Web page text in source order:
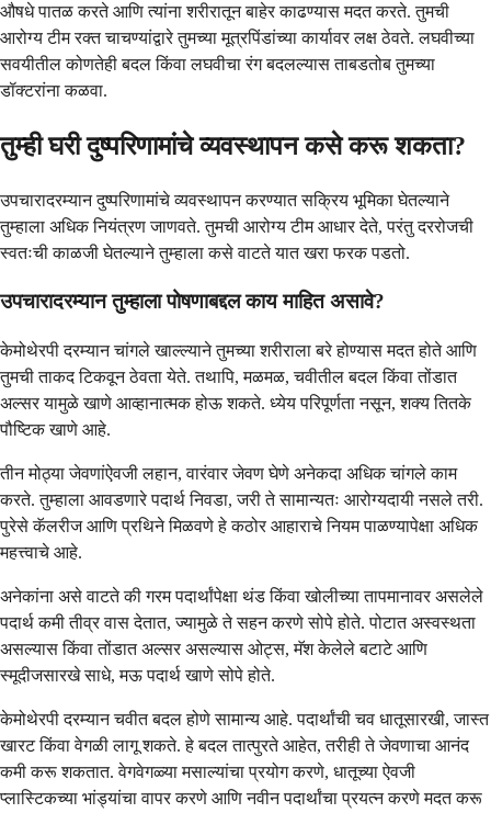
औषधे पातळ करते आणि त्यांना शरीरातून बाहेर काढण्यास मदत करते. तुमची
आरोग्य टीम रक्त चाचण्यांद्वारे तुमच्या मूत्रपिंडांच्या कार्यावर लक्ष ठेवते. लघवीच्या
सवयीतील कोणतेही बदल किंवा लघवीचा रंग बदलल्यास ताबडतोब तुमच्या
डॉक्टरांना कळवा.
तुम्ही घरी दुष्परिणामांचे व्यवस्थापन कसे करू शकता?
उपचारादरम्यान दुष्परिणामांचे व्यवस्थापन करण्यात सक्रिय भूमिका घेतल्याने
तुम्हाला अधिक नियंत्रण जाणवते. तुमची आरोग्य टीम आधार देते, परंतु दररोजची
स्वतःची काळजी घेतल्याने तुम्हाला कसे वाटते यात खरा फरक पडतो.
उपचारादरम्यान तुम्हाला पोषणाबद्दल काय माहित असावे?
केमोथेरपी दरम्यान चांगले खाल्ल्याने तुमच्या शरीराला बरे होण्यास मदत होते आणि
तुमची ताकद टिकवून ठेवता येते. तथापि, मळमळ, चवीतील बदल किंवा तोंडात
अल्सर यामुळे खाणे आव्हानात्मक होऊ शकते. ध्येय परिपूर्णता नसून, शक्य तितके
पौष्टिक खाणे आहे.
तीन मोठ्या जेवणांऐवजी लहान, वारंवार जेवण घेणे अनेकदा अधिक चांगले काम
करते. तुम्हाला आवडणारे पदार्थ निवडा, जरी ते सामान्यतः आरोग्यदायी नसले तरी.
पुरेसे कॅलरीज आणि प्रथिने मिळवणे हे कठोर आहाराचे नियम पाळण्यापेक्षा अधिक
महत्त्वाचे आहे.
अनेकांना असे वाटते की गरम पदार्थांपेक्षा थंड किंवा खोलीच्या तापमानावर असलेले
पदार्थ कमी तीव्र वास देतात, ज्यामुळे ते सहन करणे सोपे होते. पोटात अस्वस्थता
असल्यास किंवा तोंडात अल्सर असल्यास ओट्स, मॅश केलेले बटाटे आणि
स्मूदीजसारखे साधे, मऊ पदार्थ खाणे सोपे होते.
केमोथेरपी दरम्यान चवीत बदल होणे सामान्य आहे. पदार्थांची चव धातूसारखी, जास्त
खारट किंवा वेगळी लागू शकते. हे बदल तात्पुरते आहेत, तरीही ते जेवणाचा आनंद
कमी करू शकतात. वेगवेगळ्या मसाल्यांचा प्रयोग करणे, धातूच्या ऐवजी
प्लास्टिकच्या भांड्यांचा वापर करणे आणि नवीन पदार्थांचा प्रयत्न करणे मदत करू